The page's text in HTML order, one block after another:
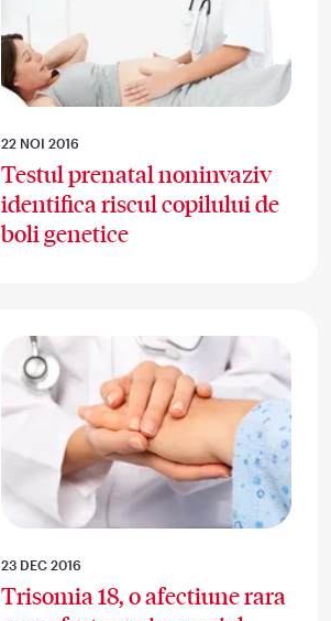
22 NOI 2016
Testul prenatal noninvaziv
identifica riscul copilului de
boli genetice
23 DEC 2016
Trisomia 18, o afectiune rara